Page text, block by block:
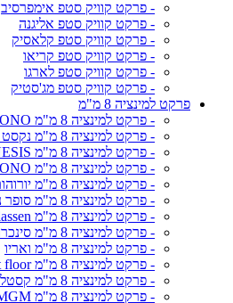
- פרקט קוויק סטפ אימפרסיב
- פרקט קוויק סטפ אליגנה
- פרקט קוויק סטפ קלאסיק
- פרקט קוויק סטפ קריאו
- פרקט קוויק סטפ לארגו
- פרקט קוויק סטפ מג'סטיק
פרקט למינציה 8 מ"מ
- פרקט למינציה 8 מ"מ SWISS KRONO
- פרקט למינציה 8 מ"מ נקסט סטפ
- פרקט למינציה 8 מ"מ GENESIS
- פרקט למינציה 8 מ"מ SWISS KRONO רחב
- פרקט למינציה 8 מ"מ יורוהום
- פרקט למינציה 8 מ"מ סופר נטורל
- פרקט למינציה 8 מ"מ Classen
- פרקט למינציה 8 מ"מ סינכרום
- פרקט למינציה 8 מ"מ ואריו
- פרקט למינציה 8 מ"מ art floor
- פרקט למינציה 8 מ"מ קסטלו
- פרקט למינציה 8 מ"מ MGM